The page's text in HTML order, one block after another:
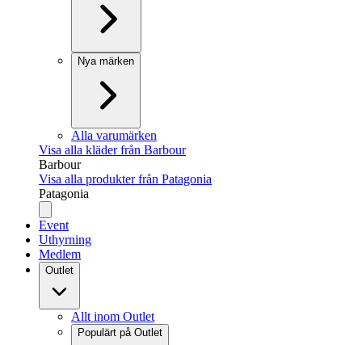
Nya märken
Alla varumärken
Visa alla kläder från Barbour
Barbour
Visa alla produkter från Patagonia
Patagonia
Event
Uthyrning
Medlem
Outlet
Allt inom Outlet
Populärt på Outlet